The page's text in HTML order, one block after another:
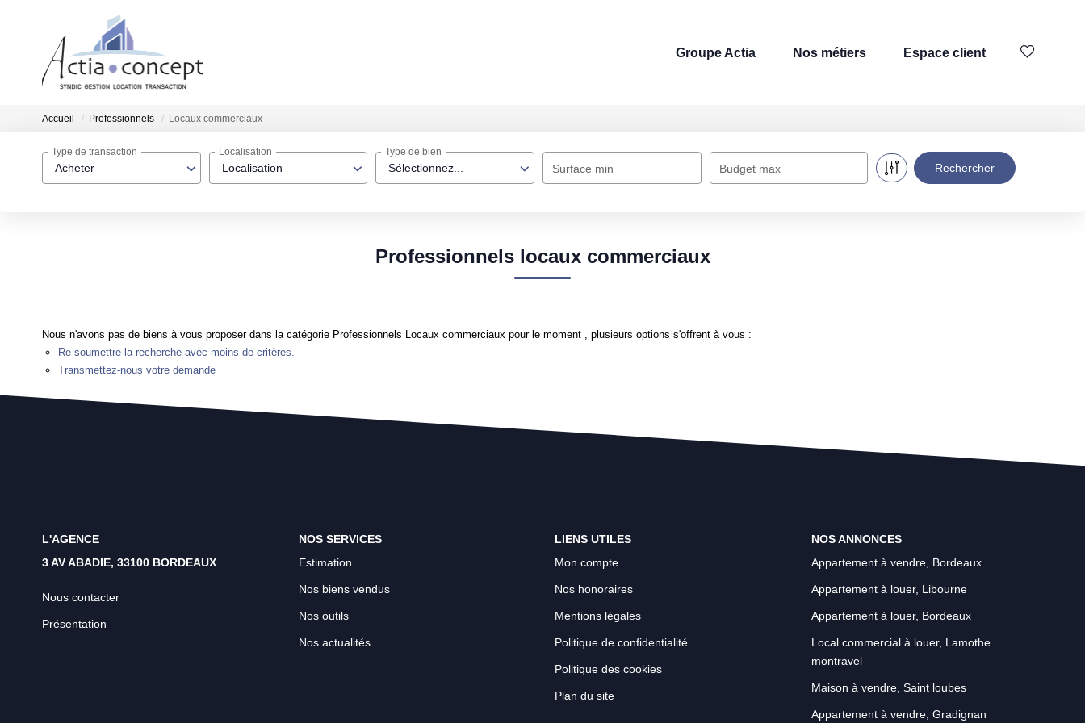
Groupe Actia Nos métiers Espace client
Accueil Professionnels Locaux commerciaux
Acheter
Type de transaction
Localisation
Localisation
Sélectionnez...
Type de bien
Surface min Budget max
Professionnels locaux commerciaux
Nous n'avons pas de biens à vous proposer dans la catégorie Professionnels Locaux commerciaux pour le moment , plusieurs options s'offrent à vous :
Re-soumettre la recherche avec moins de critères.
Transmettez-nous votre demande
L'AGENCE
3 AV ABADIE, 33100 BORDEAUX
Nous contacter
Présentation
NOS SERVICES
Estimation
Nos biens vendus
Nos outils
Nos actualités
LIENS UTILES
Mon compte
Nos honoraires
Mentions légales
Politique de confidentialité
Politique des cookies
Plan du site
NOS ANNONCES
Appartement à vendre, Bordeaux
Appartement à louer, Libourne
Appartement à louer, Bordeaux
Local commercial à louer, Lamothe
montravel
Maison à vendre, Saint loubes
Appartement à vendre, Gradignan